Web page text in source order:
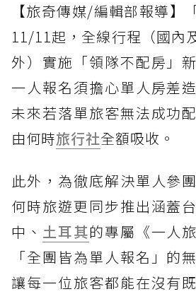
【旅奇傳媒/編輯部報導】
11/11起，全線行程（國內
外）實施「領隊不配房」
一人報名須擔心單人房差
未來若落單旅客無法成功
由何時旅行社全額吸收。
此外，為徹底解決單人參
何時旅遊更同步推出涵蓋
中、 土耳其的專屬《一人
「全團皆為單人報名」的
讓每一位旅客都能在沒有